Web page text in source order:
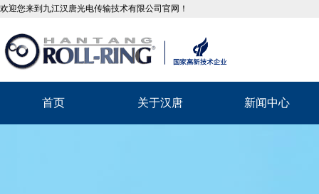
欢迎您来到九江汉唐光电传输技术有限公司官网！
首页 关于汉唐 新闻中心